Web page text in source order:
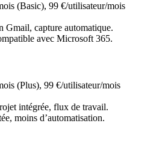
(Basic), 99 €/utilisateur/mois
Gmail, capture automatique.
avec Microsoft 365.
(Plus), 99 €/utilisateur/mois
intégrée, flux de travail.
moins d’automatisation.